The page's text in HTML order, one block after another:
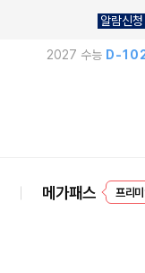
알람신청
2027 수능 D-
메가패스